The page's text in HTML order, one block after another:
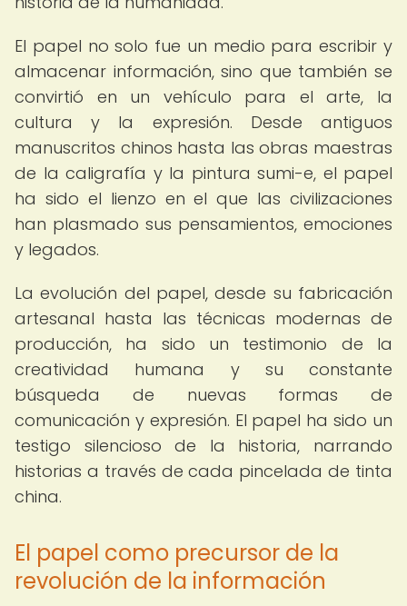
El papel no solo fue un medio para escribir y
almacenar información, sino que también se
convirtió en un vehículo para el arte, la
cultura y la expresión. Desde antiguos
manuscritos chinos hasta las obras maestras
de la caligrafía y la pintura sumi-e, el papel
ha sido el lienzo en el que las civilizaciones
han plasmado sus pensamientos, emociones
y legados.
La evolución del papel, desde su fabricación
artesanal hasta las técnicas modernas de
producción, ha sido un testimonio de la
creatividad humana y su constante
búsqueda de nuevas formas de
comunicación y expresión. El papel ha sido un
testigo silencioso de la historia, narrando
historias a través de cada pincelada de tinta
china.
El papel como precursor de la
revolución de la información